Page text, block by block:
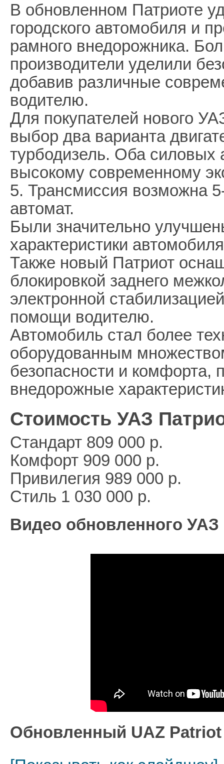
В обновленном Патриоте
городского автомобиля и
рамного внедорожника.
производители уделили
добавив различные
водителю.
Для покупателей нового
выбор два варианта
турбодизель. Оба силовых
высокому современному
5. Трансмиссия возможна
автомат.
Были значительно
характеристики
Также новый Патриот
блокировкой заднего
электронной
помощи водителю.
Автомобиль стал более
оборудованным
безопасности и комфорта,
внедорожные
Стоимость УАЗ
Стандарт 809 000 р.
Комфорт 909 000 р.
Привилегия 989 000 р.
Стиль 1 030 000 р.
Видео обновленного УАЗ
Обновленный UAZ Patriot